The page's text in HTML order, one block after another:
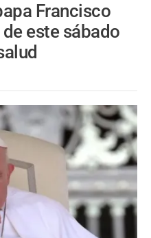
Francisco
este sábado